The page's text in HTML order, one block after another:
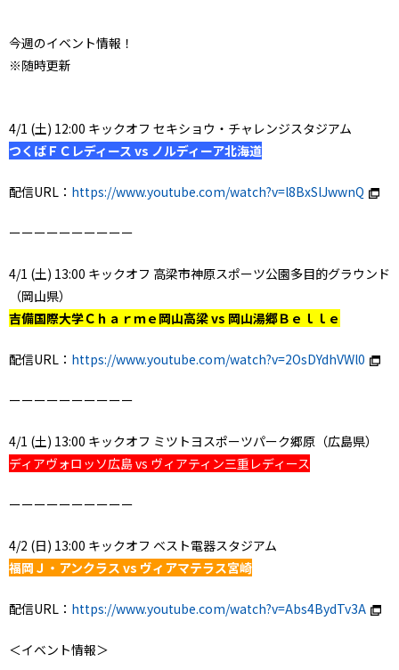
今週のイベント情報！
※随時更新
4/1 (土) 12:00 キックオフ セキショウ・チャレンジスタジアム
つくばＦＣレディース vs ノルディーア北海道
配信URL： https://www.youtube.com/watch?v=l8BxSlJwwnQ
ーーーーーーーーーー
4/1 (土) 13:00 キックオフ 高梁市神原スポーツ公園多目的グラウンド
（岡山県）
吉備国際大学Ｃｈａｒｍｅ岡山高梁 vs 岡山湯郷Ｂｅｌｌｅ
配信URL： https://www.youtube.com/watch?v=2OsDYdhVWl0
ーーーーーーーーーー
4/1 (土) 13:00 キックオフ ミツトヨスポーツパーク郷原（広島県）
ディアヴォロッソ広島 vs ヴィアティン三重レディース
ーーーーーーーーーー
4/2 (日) 13:00 キックオフ ベスト電器スタジアム
福岡Ｊ・アンクラス vs ヴィアマテラス宮崎
配信URL： https://www.youtube.com/watch?v=Abs4BydTv3A
＜イベント情報＞